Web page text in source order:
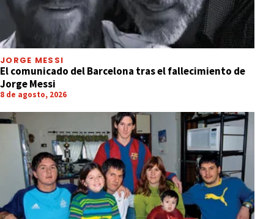
JORGE MESSI
El comunicado del Barcelona tras el fallecimiento de
Jorge Messi
8 de agosto, 2026